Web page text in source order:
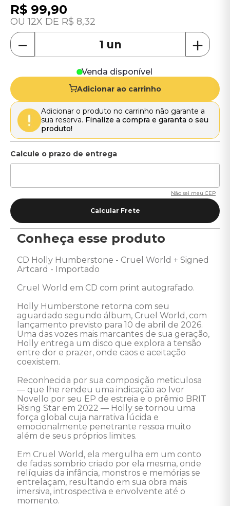
R$ 99,90
12 R$ 8,32
＋
－
Venda disponível
Adicionar ao carrinho
Adicionar o produto no carrinho não garante a
sua reserva. Finalize a compra e garanta o seu
produto!
Não sei meu CEP
Conheça esse produto
CD Holly Humberstone - Cruel World + Signed
Artcard - Importado
Cruel World em CD com print autografado.
Holly Humberstone retorna com seu
aguardado segundo álbum, Cruel World, com
lançamento previsto para 10 de abril de 2026.
Uma das vozes mais marcantes de sua geração,
Holly entrega um disco que explora a tensão
entre dor e prazer, onde caos e aceitação
coexistem.
Reconhecida por sua composição meticulosa
— que lhe rendeu uma indicação ao Ivor
Novello por seu EP de estreia e o prêmio BRIT
Rising Star em 2022 — Holly se tornou uma
força global cuja narrativa lúcida e
emocionalmente penetrante ressoa muito
além de seus próprios limites.
Em Cruel World, ela mergulha em um conto
de fadas sombrio criado por ela mesma, onde
relíquias da infância, monstros e memórias se
entrelaçam, resultando em sua obra mais
imersiva, introspectiva e envolvente até o
momento.